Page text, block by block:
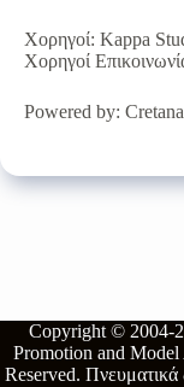
Χορηγοί: Kappa
Χορηγοί
Powered by:
Copyright © 2004-
Promotion and
Reserved.Πνευματικά